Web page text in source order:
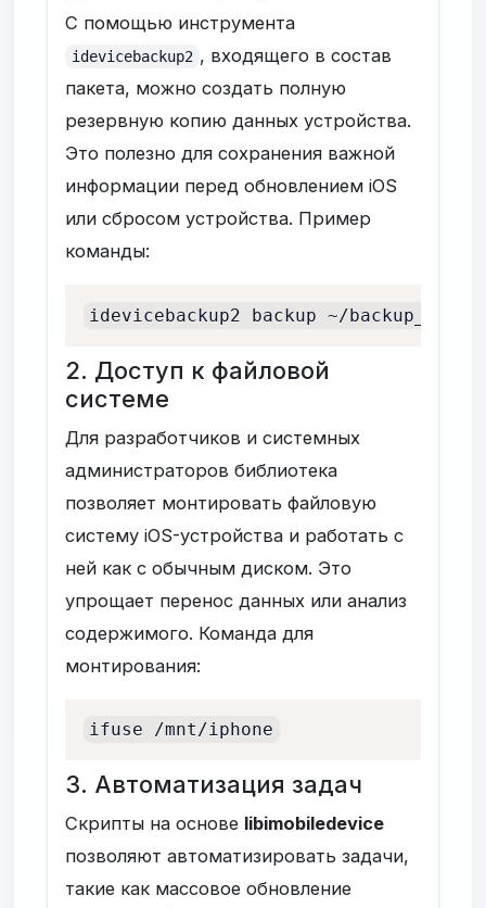
С помощью инструмента
idevicebackup2 , входящего в состав
пакета, можно создать полную
резервную копию данных устройства.
Это полезно для сохранения важной
информации перед обновлением iOS
или сбросом устройства. Пример
команды:
idevicebackup2 backup ~/
2. Доступ к файловой
системе
Для разработчиков и системных
администраторов библиотека
позволяет монтировать файловую
систему iOS-устройства и работать с
ней как с обычным диском. Это
упрощает перенос данных или анализ
содержимого. Команда для
монтирования:
ifuse /mnt/iphone
3. Автоматизация задач
Скрипты на основе libimobiledevice
позволяют автоматизировать задачи,
такие как массовое обновление